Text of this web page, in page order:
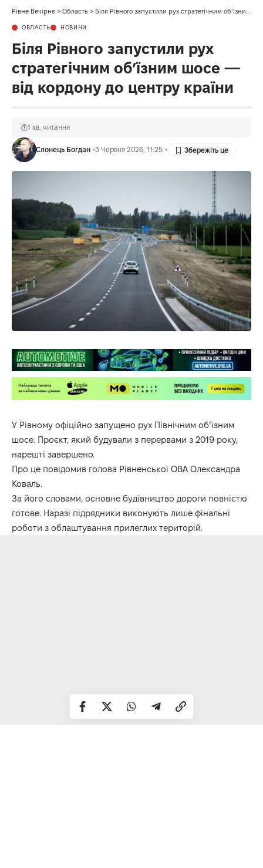
Рівне Вечірнє > Область > Біля Рівного запустили рух стратегічним об’їзним шосе — від кордону до центру країни
ОБЛАСТЬ НОВИНИ
Біля Рівного запустили рух
стратегічним об’їзним шосе —
від кордону до центру країни
Слонець Богдан 3 Червня 2026, 11:25
1 хв. читання
У Рівному офіційно запущено рух Північним об’їзним
шосе. Проєкт, який будували з перервами з 2019 року,
нарешті завершено.
Про це повідомив голова Рівненської ОВА Олександра
Коваль.
За його словами, основне будівництво дороги повністю
готове. Наразі підрядники виконують лише фінальні
роботи з облаштування прилеглих територій.